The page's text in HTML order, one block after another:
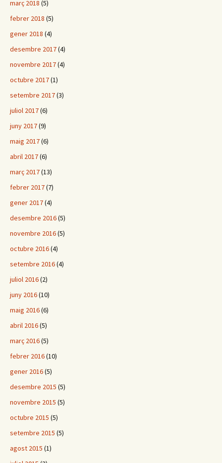
març 2018 (5)
febrer 2018 (5)
gener 2018 (4)
desembre 2017(4)
novembre 2017(4)
octubre 2017(1)
setembre 2017(3)
juliol 2017(6)
juny 2017(9)
maig 2017(6)
abril 2017(6)
març 2017(13)
febrer 2017(7)
gener 2017(4)
desembre 2016(5)
novembre 2016(5)
octubre 2016(4)
setembre 2016(4)
juliol 2016(2)
juny 2016(10)
maig 2016(6)
abril 2016(5)
març 2016(5)
febrer 2016(10)
gener 2016(5)
desembre 2015 (5)
novembre 2015 (5)
octubre 2015 (5)
setembre 2015 (5)
agost 2015 (1)